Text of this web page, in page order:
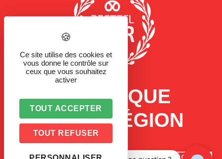
LA MARQUE
D'UNE RÉGION
Ce site utilise des cookies et
vous donne le contrôle sur
ceux que vous souhaitez
activer
TOUT ACCEPTER
TOUT REFUSER